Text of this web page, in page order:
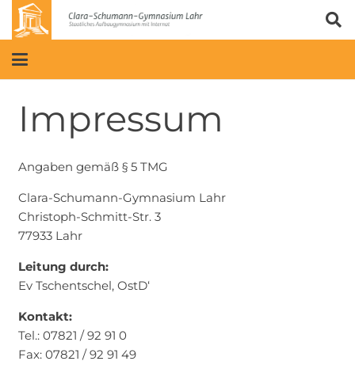
Impressum
Angaben gemäß § 5 TMG
Clara-Schumann-Gymnasium Lahr
Christoph-Schmitt-Str. 3
77933 Lahr
Leitung durch:
Ev Tschentschel, OstD‘
Kontakt:
Tel.: 07821 / 92 91 0
Fax: 07821 / 92 91 49